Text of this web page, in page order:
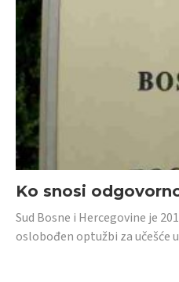
Ko snosi
Sud Bosne i Hercegovine je
oslobođen optužbi za učešće